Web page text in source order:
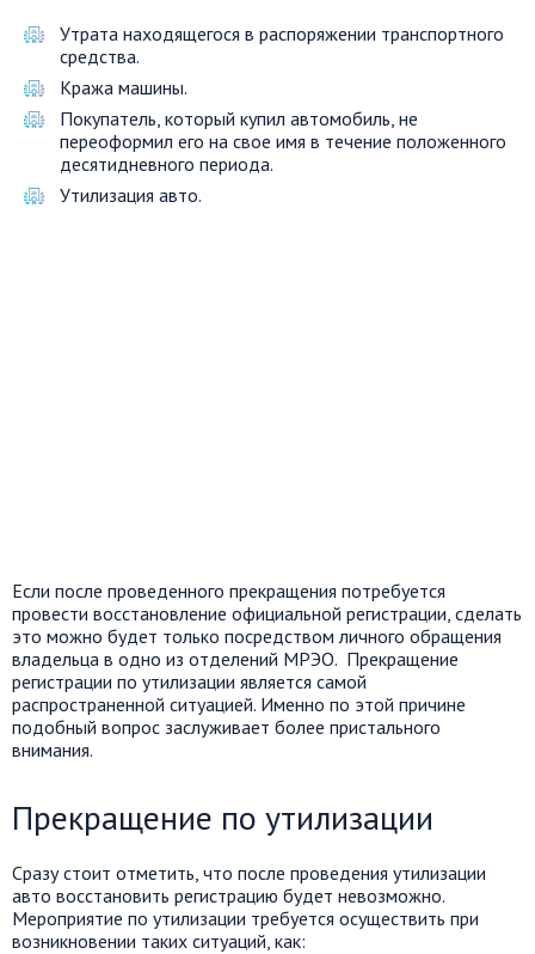
Утрата находящегося в распоряжении транспортного
средства.
Кража машины.
Покупатель, который купил автомобиль, не
переоформил его на свое имя в течение положенного
десятидневного периода.
Утилизация авто.
Если после проведенного прекращения потребуется
провести восстановление официальной регистрации, сделать
это можно будет только посредством личного обращения
владельца в одно из отделений МРЭО. Прекращение
регистрации по утилизации является самой
распространенной ситуацией. Именно по этой причине
подобный вопрос заслуживает более пристального
внимания.
Прекращение по утилизации
Сразу стоит отметить, что после проведения утилизации
авто восстановить регистрацию будет невозможно.
Мероприятие по утилизации требуется осуществить при
возникновении таких ситуаций, как: